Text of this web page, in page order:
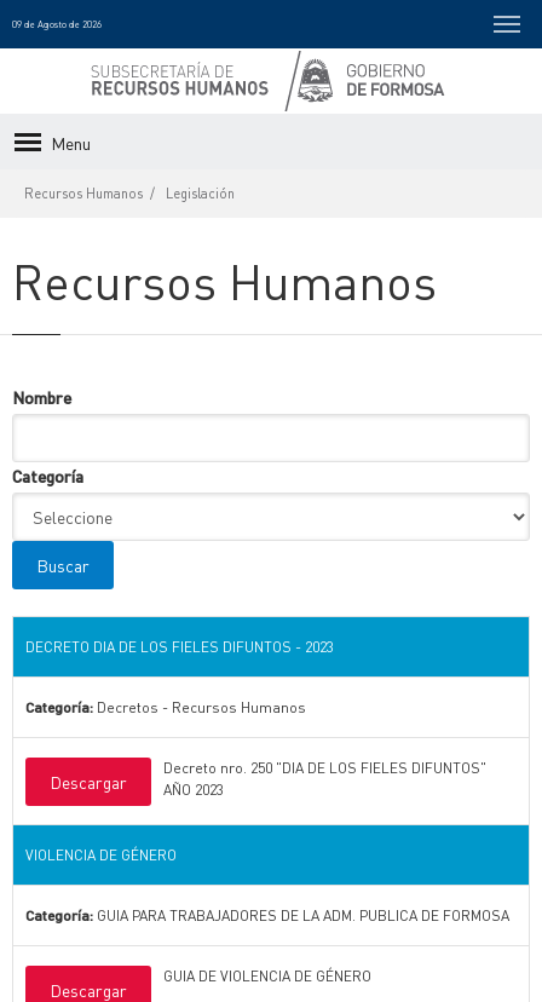
09 de Agosto de 2026
Menu
Recursos Humanos Legislación
Recursos Humanos
Nombre
Categoría
DECRETO DIA DE LOS FIELES DIFUNTOS - 2023
Categoría: Decretos - Recursos Humanos
Descargar
Decreto nro. 250 "DIA DE LOS FIELES DIFUNTOS"
AÑO 2023
VIOLENCIA DE GÉNERO
Categoría: GUIA PARA TRABAJADORES DE LA ADM. PUBLICA DE FORMOSA
Descargar
GUIA DE VIOLENCIA DE GÉNERO